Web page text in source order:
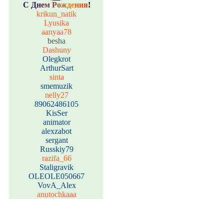
С Днем Рождения!
krikun_natik
Lyusika
aanyaa78
besha
Dashuny
Olegkrot
ArthurSart
sinta
smemuzik
nelly27
89062486105
KisSer
animator
alexzabot
sergant
Russkiy79
razifa_66
Staligravik
OLEOLE050667
VovA_Alex
anutochkaaa